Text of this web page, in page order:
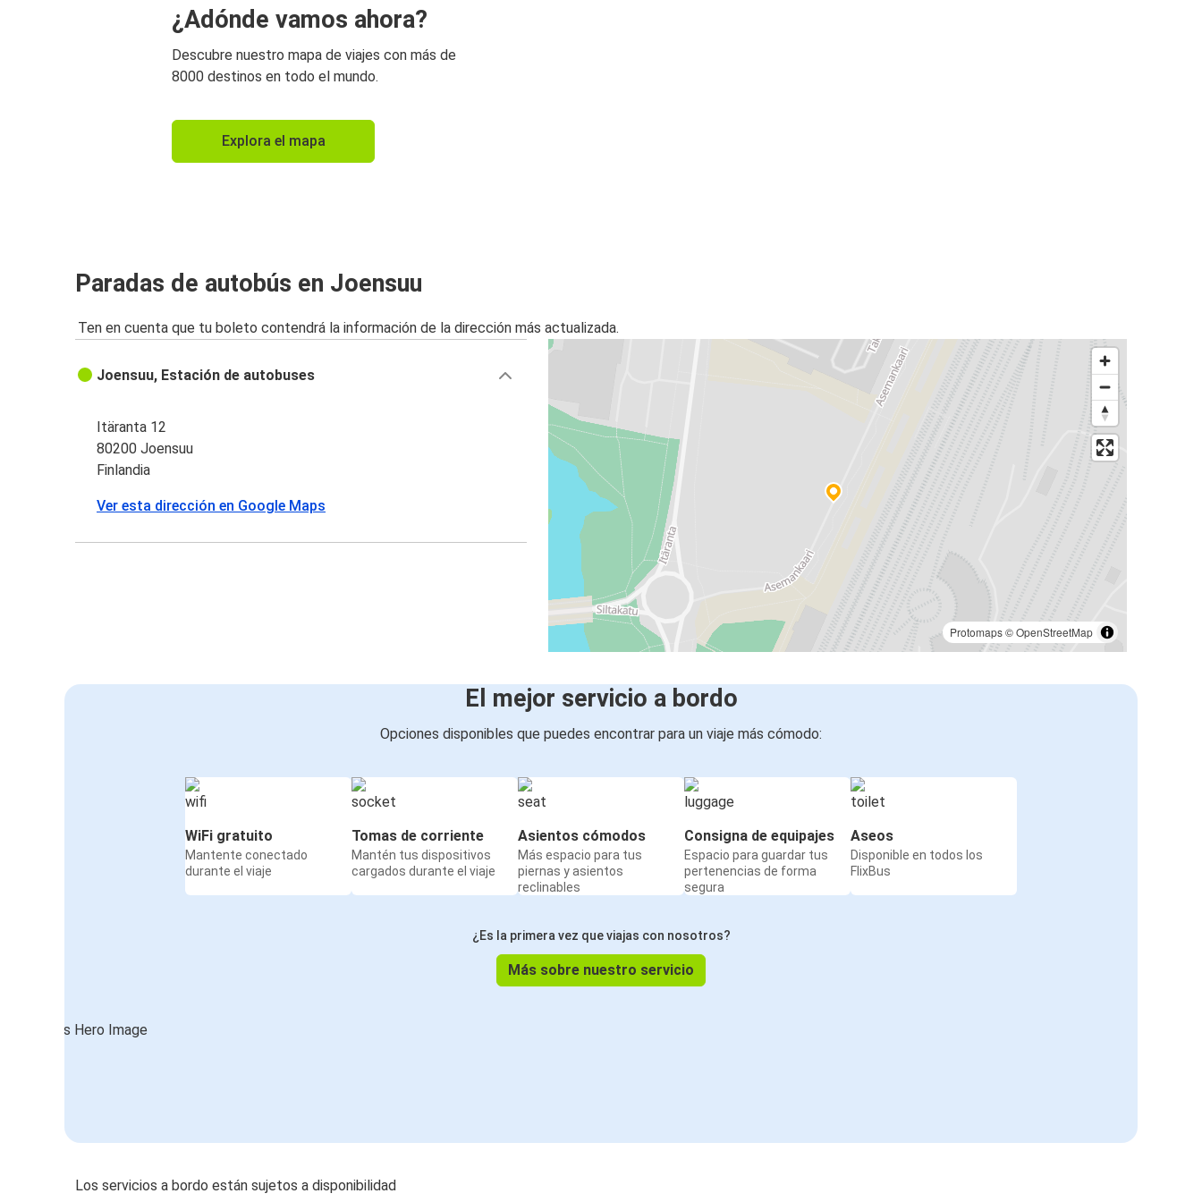
¿Adónde vamos ahora?
Descubre nuestro mapa de viajes con más de
8000 destinos en todo el mundo.
Explora el mapa
Paradas de autobús en Joensuu
Ten en cuenta que tu boleto contendrá la información de la dirección más actualizada.
Protomaps©OpenStreetMap
Joensuu, Estación de autobuses
Itäranta 12
80200 Joensuu
Finlandia
Ver esta dirección en Google Maps
El mejor servicio a bordo
Opciones disponibles que puedes encontrar para un viaje más cómodo:
WiFi gratuito
Mantente conectado
durante el viaje
Tomas de corriente
Mantén tus dispositivos
cargados durante el viaje
Asientos cómodos
Más espacio para tus
piernas y asientos
reclinables
Consigna de equipajes
Espacio para guardar tus
pertenencias de forma
segura
Aseos
Disponible en todos los
FlixBus
¿Es la primera vez que viajas con nosotros?
Más sobre nuestro servicio
Los servicios a bordo están sujetos a disponibilidad